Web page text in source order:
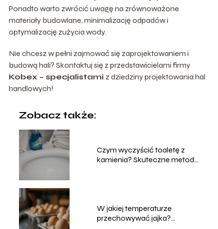
Ponadto warto zwrócić uwagę na zrównoważone
materiały budowlane, minimalizację odpadów i
optymalizację zużycia wody.
Nie chcesz w pełni zajmować się zaprojektowaniem i
budową hali? Skontaktuj się z przedstawicielami firmy
Kobex – specjalistami z dziedziny projektowania hal
handlowych!
Zobacz także:
Czym wyczyścić toaletę z
kamienia? Skuteczne metody
W jakiej temperaturze
przechowywać jajka?